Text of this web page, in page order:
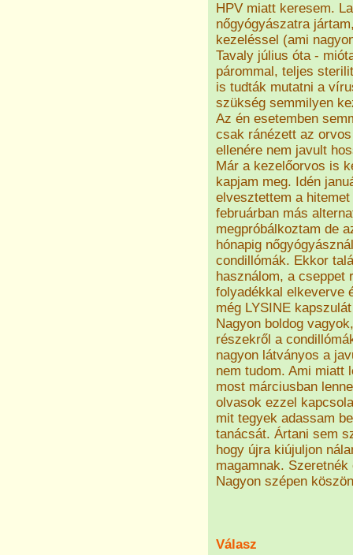
HPV miatt keresem.
nőgyógyászatra
kezeléssel (ami
Tavaly július óta -
párommal, teljes
is tudták mutatni a
szükség semmilyen
Az én esetemben
csak ránézett az
ellenére nem javult
Már a kezelőorvos is
kapjam meg. Idén
elvesztettem a
februárban más
megpróbálkoztam de
hónapig
condillómák. Ekkor
használom, a cseppet
folyadékkal elkeverve
még LYSINE
Nagyon boldog
részekről a
nagyon látványos a
nem tudom. Ami miatt
most márciusban
olvasok ezzel
mit tegyek adassam
tanácsát. Ártani sem
hogy újra kiújuljon
magamnak.
Nagyon szépen
Válasz